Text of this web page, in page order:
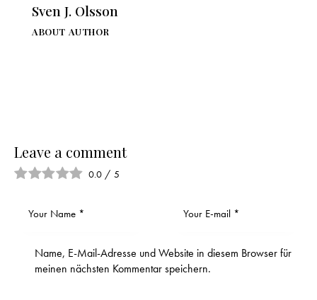
Sven J. Olsson
ABOUT AUTHOR
Leave a comment
0.0 / 5
Name, E-Mail-Adresse und Website in diesem Browser für
meinen nächsten Kommentar speichern.